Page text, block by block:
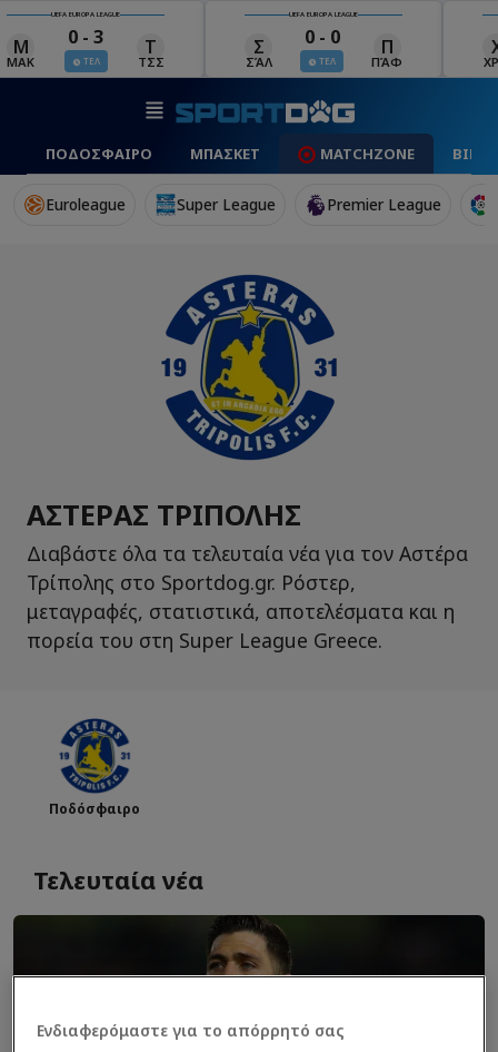
UEFA EUROPA LEAGUE
Μ
ΜΑΚ
0 - 3
ΤΕΛ
Τ
ΤΣΣ
UEFA EUROPA LEAGUE
Σ
ΣΆΛ
0 - 0
ΤΕΛ
Π
ΠΆΦ
ΠΟΔΟΣΦΑΙΡΟ ΜΠΑΣΚΕΤ MATCHZONE
Euroleague Super League Premier League
ΑΣΤΈΡΑΣ ΤΡΊΠΟΛΗΣ
Διαβάστε όλα τα τελευταία νέα για τον Αστέρα
Τρίπολης στο Sportdog.gr. Ρόστερ,
μεταγραφές, στατιστικά, αποτελέσματα και η
πορεία του στη Super League Greece.
Ποδόσφαιρο
Τελευταία νέα
Ενδιαφερόμαστε για το απόρρητό σας